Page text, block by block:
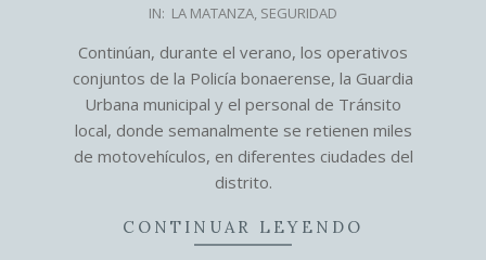
01
IN: LA MATANZA, SEGURIDAD
Continúan, durante el verano, los operativos
conjuntos de la Policía bonaerense, la Guardia
Urbana municipal y el personal de Tránsito
local, donde semanalmente se retienen miles
de motovehículos, en diferentes ciudades del
distrito.
CONTINUAR LEYENDO